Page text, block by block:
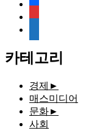
document
카테고리
경제 ►
매스미디어
문화►
사회